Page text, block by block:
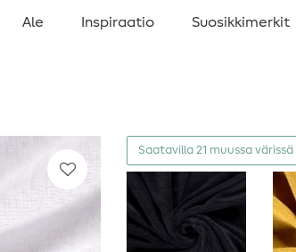
Ale Inspiraatio Suosikkimerkit
Saatavilla 21 muussa värissä